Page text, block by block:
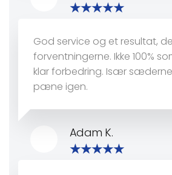
God service og et resultat,
forventningerne. Ikke 100%
klar forbedring. Især
pæne igen.
Adam K.